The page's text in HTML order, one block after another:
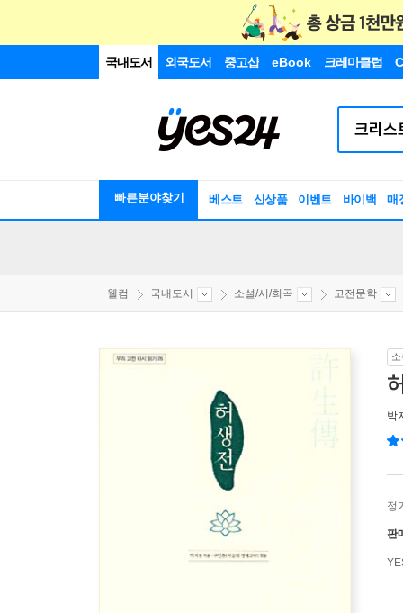
국내도서 외국도서 중고샵 eBook 크레마클럽
빠른분야찾기 베스트 신상품 이벤트 바이백 매
웰컴 국내도서 소설/시/희곡 고전문학
박
정
판